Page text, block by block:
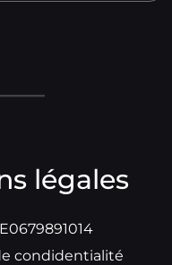
légales
condidentialité